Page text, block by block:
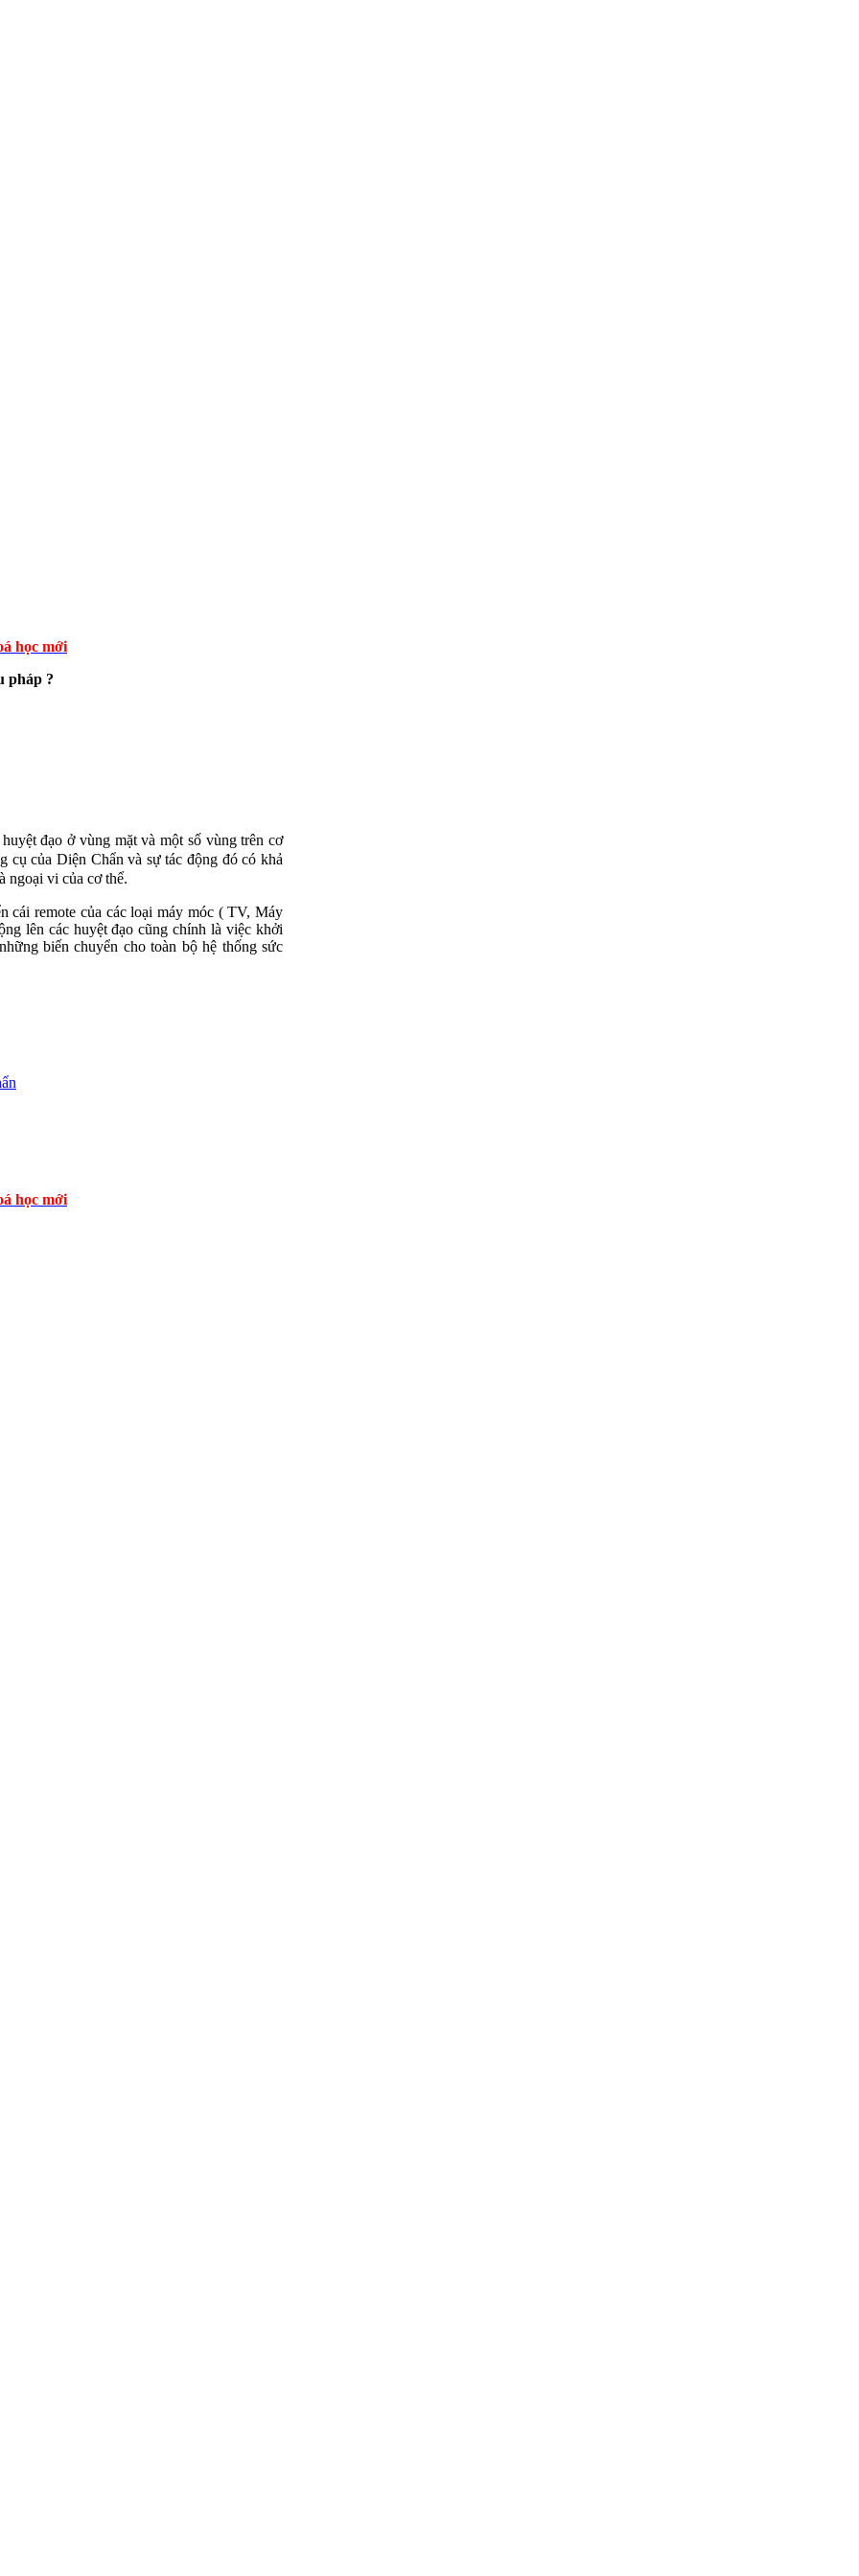
học mới
pháp ?
đạo ở vùng mặt và một số vùng trên cơ
cụ của Diện Chẩn và sự tác động đó có khả
ngoại vi của cơ thể.
cái remote của các loại máy móc ( TV, Máy
lên các huyệt đạo cũng chính là việc khởi
biến chuyển cho toàn bộ hệ thống sức
học mới